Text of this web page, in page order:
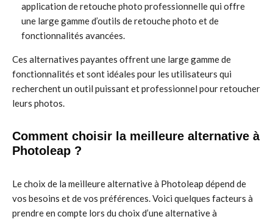
application de retouche photo professionnelle qui offre
une large gamme d’outils de retouche photo et de
fonctionnalités avancées.
Ces alternatives payantes offrent une large gamme de
fonctionnalités et sont idéales pour les utilisateurs qui
recherchent un outil puissant et professionnel pour retoucher
leurs photos.
Comment choisir la meilleure alternative à
Photoleap ?
Le choix de la meilleure alternative à Photoleap dépend de
vos besoins et de vos préférences. Voici quelques facteurs à
prendre en compte lors du choix d’une alternative à